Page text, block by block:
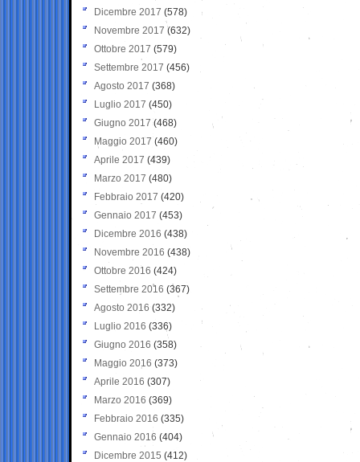
Dicembre 2017 (578)
Novembre 2017 (632)
Ottobre 2017 (579)
Settembre 2017 (456)
Agosto 2017 (368)
Luglio 2017 (450)
Giugno 2017 (468)
Maggio 2017 (460)
Aprile 2017 (439)
Marzo 2017 (480)
Febbraio 2017 (420)
Gennaio 2017 (453)
Dicembre 2016 (438)
Novembre 2016 (438)
Ottobre 2016 (424)
Settembre 2016 (367)
Agosto 2016 (332)
Luglio 2016 (336)
Giugno 2016 (358)
Maggio 2016 (373)
Aprile 2016 (307)
Marzo 2016 (369)
Febbraio 2016 (335)
Gennaio 2016 (404)
Dicembre 2015 (412)